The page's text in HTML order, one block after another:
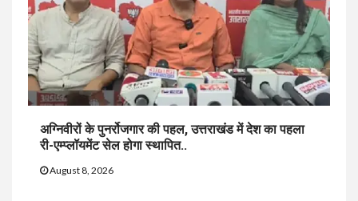
अग्निवीरों के पुनर्रोजगार की पहल, उत्तराखंड में देश का पहला
री-एम्प्लॉयमेंट सेल होगा स्थापित..
August 8, 2026